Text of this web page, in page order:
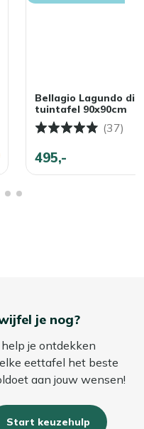
Bellagio Lagundo
tuintafel 90x90cm
(37)
495,-
je nog?
help je ontdekken
eettafel het beste
aan jouw wensen!
Start keuzehulp